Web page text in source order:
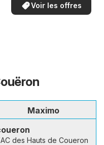
Voir les offres
Maximo
des Hauts de Coueron